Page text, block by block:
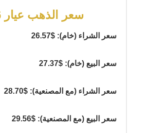
سعر الذهب عيار 6
سعر الشراء (خام): $26.57
سعر البيع (خام): $27.37
سعر الشراء (مع المصنعية): $28.70
سعر البيع (مع المصنعية): $29.56